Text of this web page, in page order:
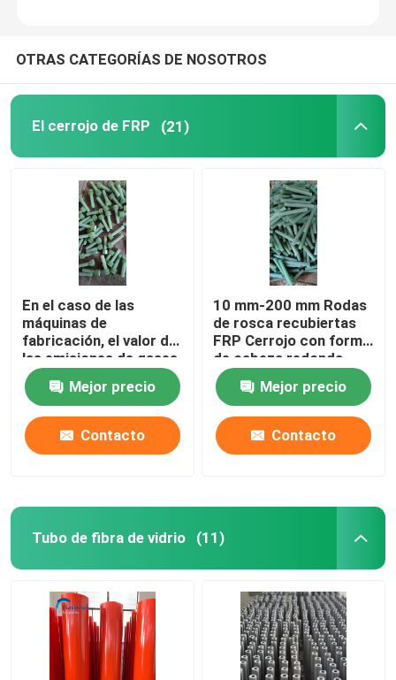
OTRAS CATEGORÍAS DE NOSOTROS
El cerrojo de FRP (21)
En el caso de las
máquinas de
fabricación, el valor de
las emisiones de gases
de efecto invernadero
es el valor de las
emisiones de gases de
efecto invernadero,
que es el valor de las
Mejor precio
Contacto
10 mm-200 mm Rodas
de rosca recubiertas
FRP Cerrojo con forma
de cabeza redonda
Mejor precio
Contacto
Tubo de fibra de vidrio (11)